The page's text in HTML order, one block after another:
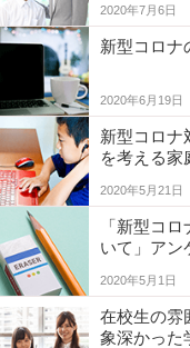
コ
ム
エ
デ
ュ
ナ
ビ
査
2020年7月6日
新型コロナ
2020年6月19日
新型コロナ
を考える家
2020年5月21日
「新型コ
いて」アン
2020年5月1日
在校生の雰
象深かった